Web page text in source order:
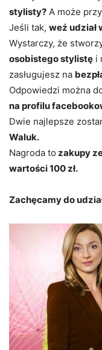
stylisty? A może
Jeśli tak, weź udział
Wystarczy, że
osobistego stylistę i
zasługujesz na
Odpowiedzi można
na profilu
Dwie najlepsze
Waluk.
Nagroda to zakupy
wartości 100 zł.
Zachęcamy do